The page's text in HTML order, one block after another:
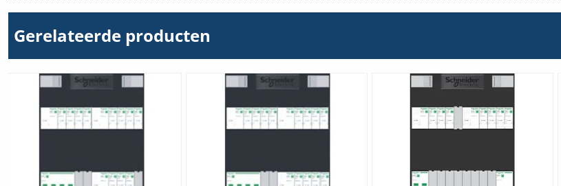
Beschermingsgraad (IP)
Aanbouwmogelijkheid
Ja
Aantal aardlekautomaten
0
Aantal aardlekschakelaars 300 mA
0
Aantal directe groepen
0
Gerelateerde producten